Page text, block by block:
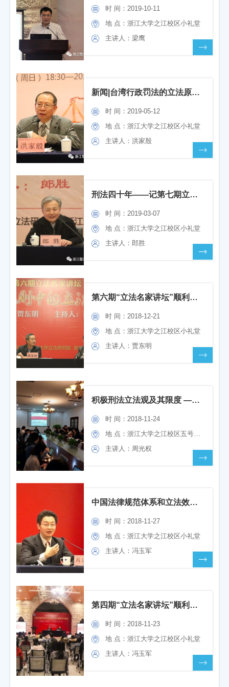
时 间：2019-10-11
地 点：浙江大学之江校区小礼堂
主讲人：梁鹰
新闻|台湾行政罚法的立法原则及过程——记第八期立法名家讲坛
时 间：2019-05-12
地 点：浙江大学之江校区小礼堂
主讲人：洪家殷
刑法四十年——记第七期立法名家讲坛
时 间：2019-03-07
地 点：浙江大学之江校区小礼堂
主讲人：郎胜
第六期“立法名家讲坛”顺利举行
时 间：2018-12-21
地 点：浙江大学之江校区小礼堂
主讲人：贾东明
积极刑法立法观及其限度 ——记第五期立法名家讲坛
时 间：2018-11-24
地 点：浙江大学之江校区五号楼206
主讲人：周光权
中国法律规范体系和立法效果满意度研究报告
时 间：2018-11-27
地 点：浙江大学之江校区小礼堂
主讲人：冯玉军
第四期“立法名家讲坛”顺利举行
时 间：2018-11-23
地 点：浙江大学之江校区小礼堂
主讲人：冯玉军